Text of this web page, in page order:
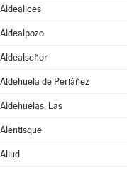
Aldealices
Aldealpozo
Aldealseñor
Aldehuela de Periáñez
Aldehuelas, Las
Alentisque
Aliud